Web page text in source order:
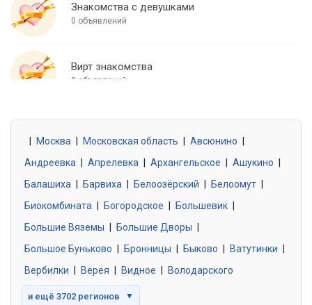
Знакомства с девушками
0 объявлений
Вирт знакомства
0 объявлений
0 объявлений
Знакомства без обязательств
0 объявлений
Москва Московская область Авсюнино
Андреевка
Апрелевка Архангельское Ашукино
Балашиха
Барвиха Белоозёрский Белоомут
Биокомбината
Богородское Большевик
Большие Вяземы
Большие Дворы
Большое Буньково
Бронницы Быково Ватутинки
Вербилки
Верея Видное Володарского
и ещё 3702 регионов ▼